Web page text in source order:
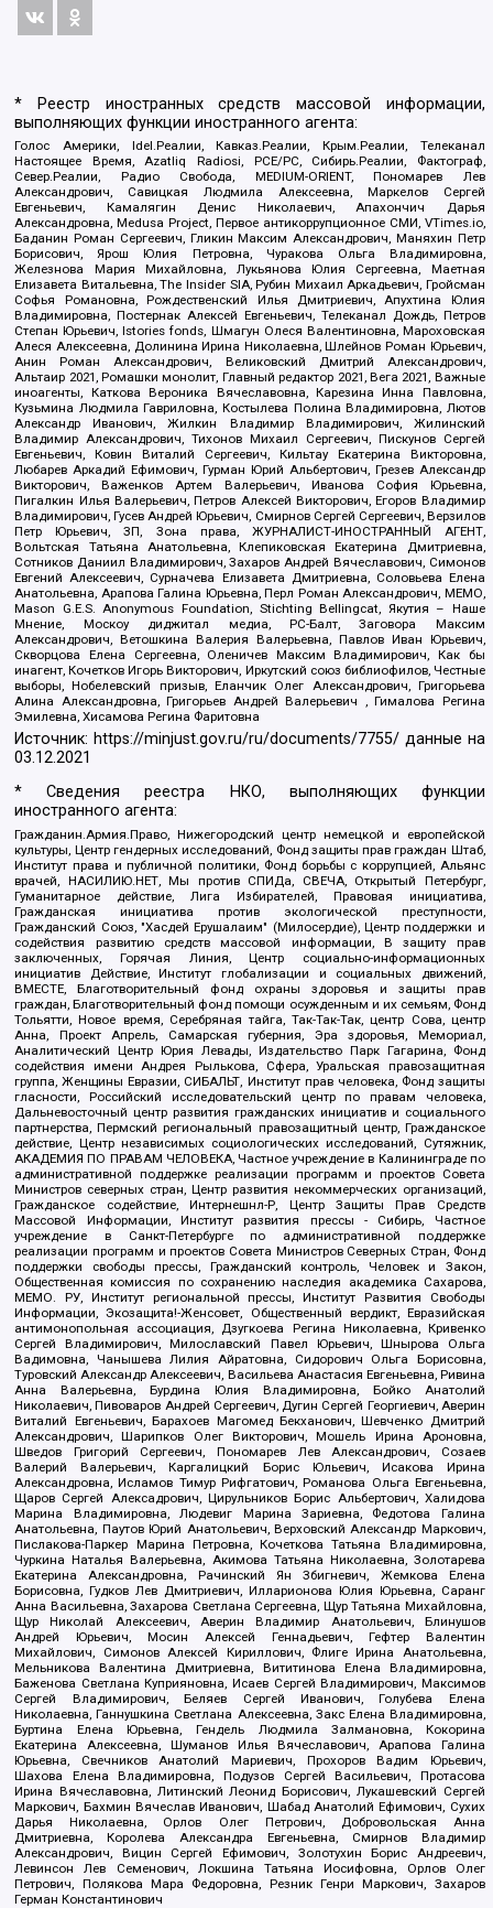
* Реестр иностранных средств массовой информации,
выполняющих функции иностранного агента:
Голос Америки, Idel.Реалии, Кавказ.Реалии, Крым.Реалии, Телеканал
Настоящее Время, Azatliq Radiosi, PCE/PC, Сибирь.Реалии, Фактограф,
Север.Реалии, Радио Свобода, MEDIUM-ORIENT, Пономарев Лев
Александрович, Савицкая Людмила Алексеевна, Маркелов Сергей
Евгеньевич, Камалягин Денис Николаевич, Апахончич Дарья
Александровна, Medusa Project, Первое антикоррупционное СМИ, VTimes.io,
Баданин Роман Сергеевич, Гликин Максим Александрович, Маняхин Петр
Борисович, Ярош Юлия Петровна, Чуракова Ольга Владимировна,
Железнова Мария Михайловна, Лукьянова Юлия Сергеевна, Маетная
Елизавета Витальевна, The Insider SIA, Рубин Михаил Аркадьевич, Гройсман
Софья Романовна, Рождественский Илья Дмитриевич, Апухтина Юлия
Владимировна, Постернак Алексей Евгеньевич, Телеканал Дождь, Петров
Степан Юрьевич, Istories fonds, Шмагун Олеся Валентиновна, Мароховская
Алеся Алексеевна, Долинина Ирина Николаевна, Шлейнов Роман Юрьевич,
Анин Роман Александрович, Великовский Дмитрий Александрович,
Альтаир 2021, Ромашки монолит, Главный редактор 2021, Вега 2021, Важные
иноагенты, Каткова Вероника Вячеславовна, Карезина Инна Павловна,
Кузьмина Людмила Гавриловна, Костылева Полина Владимировна, Лютов
Александр Иванович, Жилкин Владимир Владимирович, Жилинский
Владимир Александрович, Тихонов Михаил Сергеевич, Пискунов Сергей
Евгеньевич, Ковин Виталий Сергеевич, Кильтау Екатерина Викторовна,
Любарев Аркадий Ефимович, Гурман Юрий Альбертович, Грезев Александр
Викторович, Важенков Артем Валерьевич, Иванова София Юрьевна,
Пигалкин Илья Валерьевич, Петров Алексей Викторович, Егоров Владимир
Владимирович, Гусев Андрей Юрьевич, Смирнов Сергей Сергеевич, Верзилов
Петр Юрьевич, ЗП, Зона права, ЖУРНАЛИСТ-ИНОСТРАННЫЙ АГЕНТ,
Вольтская Татьяна Анатольевна, Клепиковская Екатерина Дмитриевна,
Сотников Даниил Владимирович, Захаров Андрей Вячеславович, Симонов
Евгений Алексеевич, Сурначева Елизавета Дмитриевна, Соловьева Елена
Анатольевна, Арапова Галина Юрьевна, Перл Роман Александрович, МЕМО,
Mason G.E.S. Anonymous Foundation, Stichting Bellingcat, Якутия – Наше
Мнение, Москоу диджитал медиа, РС-Балт, Заговора Максим
Александрович, Ветошкина Валерия Валерьевна, Павлов Иван Юрьевич,
Скворцова Елена Сергеевна, Оленичев Максим Владимирович, Как бы
инагент, Кочетков Игорь Викторович, Иркутский союз библиофилов, Честные
выборы, Нобелевский призыв, Еланчик Олег Александрович, Григорьева
Алина Александровна, Григорьев Андрей Валерьевич , Гималова Регина
Эмилевна, Хисамова Регина Фаритовна
Источник: https://minjust.gov.ru/ru/documents/7755/ данные на
03.12.2021
* Сведения реестра НКО, выполняющих функции
иностранного агента:
Гражданин.Армия.Право, Нижегородский центр немецкой и европейской
культуры, Центр гендерных исследований, Фонд защиты прав граждан Штаб,
Институт права и публичной политики, Фонд борьбы с коррупцией, Альянс
врачей, НАСИЛИЮ.НЕТ, Мы против СПИДа, СВЕЧА, Открытый Петербург,
Гуманитарное действие, Лига Избирателей, Правовая инициатива,
Гражданская инициатива против экологической преступности,
Гражданский Союз, "Хасдей Ерушалаим" (Милосердие), Центр поддержки и
содействия развитию средств массовой информации, В защиту прав
заключенных, Горячая Линия, Центр социально-информационных
инициатив Действие, Институт глобализации и социальных движений,
ВМЕСТЕ, Благотворительный фонд охраны здоровья и защиты прав
граждан, Благотворительный фонд помощи осужденным и их семьям, Фонд
Тольятти, Новое время, Серебряная тайга, Так-Так-Так, центр Сова, центр
Анна, Проект Апрель, Самарская губерния, Эра здоровья, Мемориал,
Аналитический Центр Юрия Левады, Издательство Парк Гагарина, Фонд
содействия имени Андрея Рылькова, Сфера, Уральская правозащитная
группа, Женщины Евразии, СИБАЛЬТ, Институт прав человека, Фонд защиты
гласности, Российский исследовательский центр по правам человека,
Дальневосточный центр развития гражданских инициатив и социального
партнерства, Пермский региональный правозащитный центр, Гражданское
действие, Центр независимых социологических исследований, Сутяжник,
АКАДЕМИЯ ПО ПРАВАМ ЧЕЛОВЕКА, Частное учреждение в Калининграде по
административной поддержке реализации программ и проектов Совета
Министров северных стран, Центр развития некоммерческих организаций,
Гражданское содействие, Интернешнл-Р, Центр Защиты Прав Средств
Массовой Информации, Институт развития прессы - Сибирь, Частное
учреждение в Санкт-Петербурге по административной поддержке
реализации программ и проектов Совета Министров Северных Стран, Фонд
поддержки свободы прессы, Гражданский контроль, Человек и Закон,
Общественная комиссия по сохранению наследия академика Сахарова,
МЕМО. РУ, Институт региональной прессы, Институт Развития Свободы
Информации, Экозащита!-Женсовет, Общественный вердикт, Евразийская
антимонопольная ассоциация, Дзугкоева Регина Николаевна, Кривенко
Сергей Владимирович, Милославский Павел Юрьевич, Шнырова Ольга
Вадимовна, Чанышева Лилия Айратовна, Сидорович Ольга Борисовна,
Туровский Александр Алексеевич, Васильева Анастасия Евгеньевна, Ривина
Анна Валерьевна, Бурдина Юлия Владимировна, Бойко Анатолий
Николаевич, Пивоваров Андрей Сергеевич, Дугин Сергей Георгиевич, Аверин
Виталий Евгеньевич, Барахоев Магомед Бекханович, Шевченко Дмитрий
Александрович, Шарипков Олег Викторович, Мошель Ирина Ароновна,
Шведов Григорий Сергеевич, Пономарев Лев Александрович, Созаев
Валерий Валерьевич, Каргалицкий Борис Юльевич, Исакова Ирина
Александровна, Исламов Тимур Рифгатович, Романова Ольга Евгеньевна,
Щаров Сергей Алексадрович, Цирульников Борис Альбертович, Халидова
Марина Владимировна, Людевиг Марина Зариевна, Федотова Галина
Анатольевна, Паутов Юрий Анатольевич, Верховский Александр Маркович,
Пислакова-Паркер Марина Петровна, Кочеткова Татьяна Владимировна,
Чуркина Наталья Валерьевна, Акимова Татьяна Николаевна, Золотарева
Екатерина Александровна, Рачинский Ян Збигневич, Жемкова Елена
Борисовна, Гудков Лев Дмитриевич, Илларионова Юлия Юрьевна, Саранг
Анна Васильевна, Захарова Светлана Сергеевна, Щур Татьяна Михайловна,
Щур Николай Алексеевич, Аверин Владимир Анатольевич, Блинушов
Андрей Юрьевич, Мосин Алексей Геннадьевич, Гефтер Валентин
Михайлович, Симонов Алексей Кириллович, Флиге Ирина Анатольевна,
Мельникова Валентина Дмитриевна, Вититинова Елена Владимировна,
Баженова Светлана Куприяновна, Исаев Сергей Владимирович, Максимов
Сергей Владимирович, Беляев Сергей Иванович, Голубева Елена
Николаевна, Ганнушкина Светлана Алексеевна, Закс Елена Владимировна,
Буртина Елена Юрьевна, Гендель Людмила Залмановна, Кокорина
Екатерина Алексеевна, Шуманов Илья Вячеславович, Арапова Галина
Юрьевна, Свечников Анатолий Мариевич, Прохоров Вадим Юрьевич,
Шахова Елена Владимировна, Подузов Сергей Васильевич, Протасова
Ирина Вячеславовна, Литинский Леонид Борисович, Лукашевский Сергей
Маркович, Бахмин Вячеслав Иванович, Шабад Анатолий Ефимович, Сухих
Дарья Николаевна, Орлов Олег Петрович, Добровольская Анна
Дмитриевна, Королева Александра Евгеньевна, Смирнов Владимир
Александрович, Вицин Сергей Ефимович, Золотухин Борис Андреевич,
Левинсон Лев Семенович, Локшина Татьяна Иосифовна, Орлов Олег
Петрович, Полякова Мара Федоровна, Резник Генри Маркович, Захаров
Герман Константинович